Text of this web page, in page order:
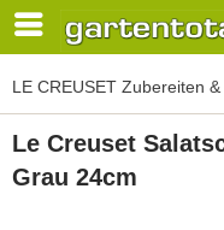
LE CREUSET Zubereiten
Le Creuset
Grau 24cm